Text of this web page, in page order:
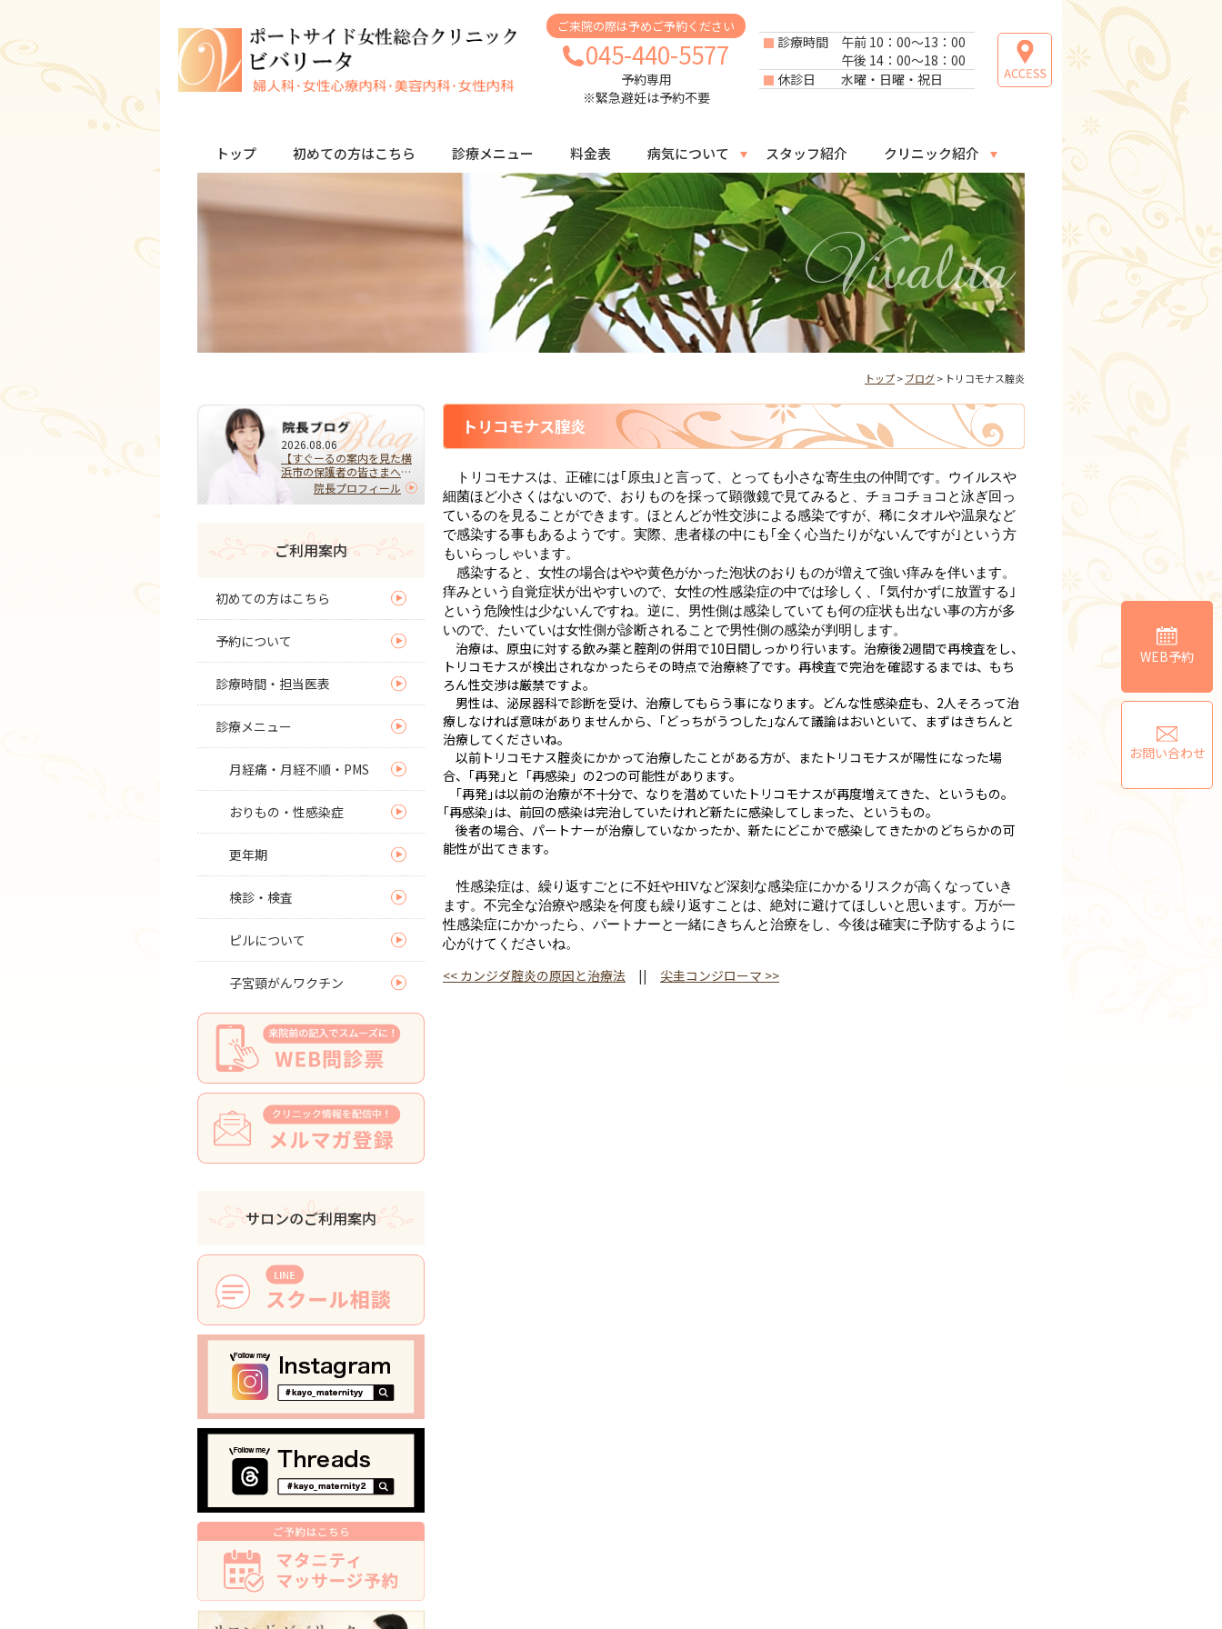
ご来院の際は予めご予約ください
045-440-5577
予約専用
※緊急避妊は予約不要
診療時間
午前 10：00～13：00
午後 14：00～18：00
休診日
水曜・日曜・祝日
トップ 初めての方はこちら 診療メニュー 料金表 病気について スタッフ紹介 クリニック紹介
トップ>ブログ> トリコモナス腟炎
トリコモナス腟炎
トリコモナスは、正確には｢原虫｣と言って、とっても小さな寄生虫の仲間です。ウイルスや
細菌ほど小さくはないので、おりものを採って顕微鏡で見てみると、チョコチョコと泳ぎ回っ
ているのを見ることができます。ほとんどが性交渉による感染ですが、稀にタオルや温泉など
で感染する事もあるようです。実際、患者様の中にも｢全く心当たりがないんですが｣という方
もいらっしゃいます。
感染すると、女性の場合はやや黄色がかった泡状のおりものが増えて強い痒みを伴います。
痒みという自覚症状が出やすいので、女性の性感染症の中では珍しく、｢気付かずに放置する｣
という危険性は少ないんですね。逆に、男性側は感染していても何の症状も出ない事の方が多
いので、たいていは女性側が診断されることで男性側の感染が判明します。
治療は、原虫に対する飲み薬と腟剤の併用で10日間しっかり行います。治療後2週間で再検査をし、
トリコモナスが検出されなかったらその時点で治療終了です。再検査で完治を確認するまでは、もち
ろん性交渉は厳禁ですよ。
男性は、泌尿器科で診断を受け、治療してもらう事になります。どんな性感染症も、2人そろって治
療しなければ意味がありませんから、｢どっちがうつした｣なんて議論はおいといて、まずはきちんと
治療してくださいね。
以前トリコモナス腟炎にかかって治療したことがある方が、またトリコモナスが陽性になった場
合、｢再発｣と「再感染」の2つの可能性があります。
｢再発｣は以前の治療が不十分で、なりを潜めていたトリコモナスが再度増えてきた、というもの。
｢再感染｣は、前回の感染は完治していたけれど新たに感染してしまった、というもの。
後者の場合、パートナーが治療していなかったか、新たにどこかで感染してきたかのどちらかの可
能性が出てきます。
性感染症は、繰り返すごとに不妊やHIVなど深刻な感染症にかかるリスクが高くなっていき
ます。不完全な治療や感染を何度も繰り返すことは、絶対に避けてほしいと思います。万が一
性感染症にかかったら、 パートナーと一緒にきちんと治療をし、今後は確実に予防するように
心がけてくださいね。
<< カンジダ腟炎の原因と治療法 || 尖圭コンジローマ >>
2026.08.06
【すぐーるの案内を見た横
浜市の保護者の皆さまへ】
HPVワクチンを受けるべ
き？迷ったらまず相談を｜
院長プロフィール
ご利用案内
初めての方はこちら
予約について
診療時間・担当医表
診療メニュー
月経痛・月経不順・PMS
おりもの・性感染症
更年期
検診・検査
ピルについて
子宮頸がんワクチン
サロンのご利用案内
WEB予約
お問い合わせ